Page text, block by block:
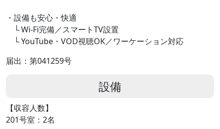
・設備も安心・快適
└ Wi-Fi完備／スマートTV設置
└ YouTube・VOD視聴OK／ワーケーション対応
届出：第041259号
設備
【収容人数】
201号室：2名